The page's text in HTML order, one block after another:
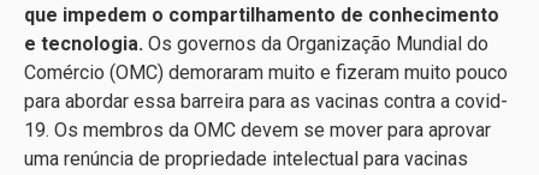
que impedem o compartilhamento de conhecimento
e tecnologia. Os governos da Organização Mundial do
Comércio (OMC) demoraram muito e fizeram muito pouco
para abordar essa barreira para as vacinas contra a covid-
19. Os membros da OMC devem se mover para aprovar
uma renúncia de propriedade intelectual para vacinas